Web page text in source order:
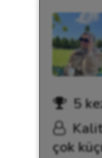
5
çok